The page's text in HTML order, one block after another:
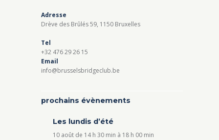
Adresse
Drève des Brûlés 59, 1150 Bruxelles
Tel
+32 476 29 26 15
Email
info@brusselsbridgeclub.be
prochains évènements
Les lundis d’été
10 août de 14 h 30 min à 18 h 00 min